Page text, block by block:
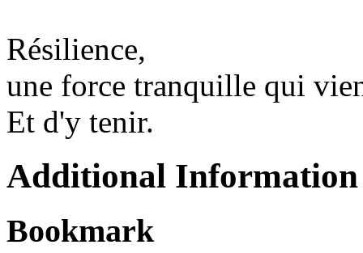
Résilience,
une force tranquille qui
Et d'y tenir.
Additional Information
Bookmark